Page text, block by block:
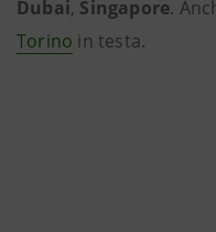
Dubai, Singapore.
Torino in testa.